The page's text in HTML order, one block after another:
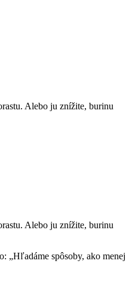
Alebo ju znížite, burinu
Alebo ju znížite, burinu
„Hľadáme spôsoby, ako menej